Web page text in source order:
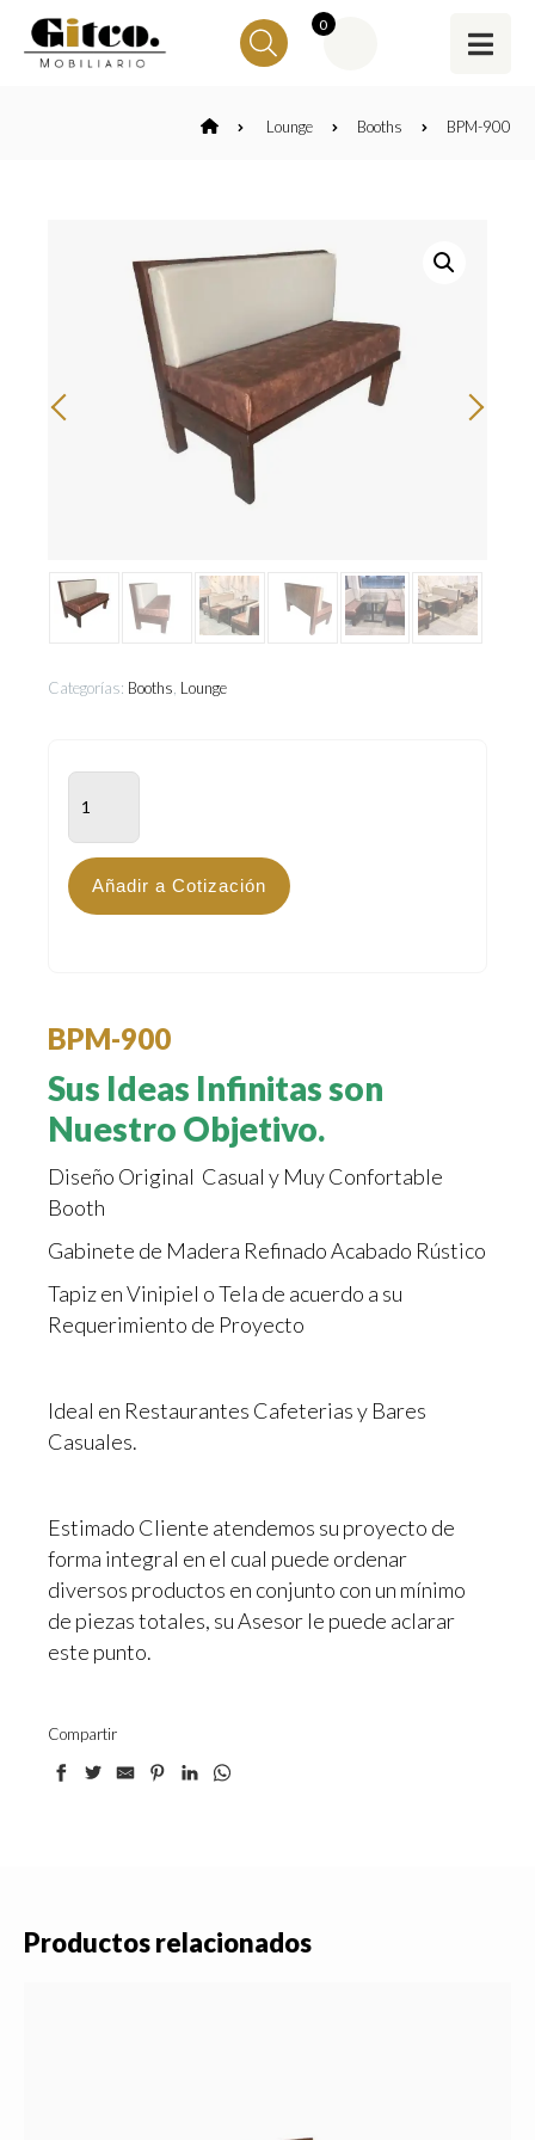
0
Lounge Booths BPM-900
Categorías: Booths Lounge
BPM-900
Sus Ideas Infinitas son
Nuestro Objetivo.
Diseño Original Casual y Muy Confortable
Booth
Gabinete de Madera Refinado Acabado Rústico
Tapiz en Vinipiel o Tela de acuerdo a su
Requerimiento de Proyecto
Ideal en Restaurantes Cafeterias y Bares
Casuales.
Estimado Cliente atendemos su proyecto de
forma integral en el cual puede ordenar
diversos productos en conjunto con un mínimo
de piezas totales, su Asesor le puede aclarar
este punto.
Compartir
BPM-
900
Añadir a Cotización
Productos relacionados